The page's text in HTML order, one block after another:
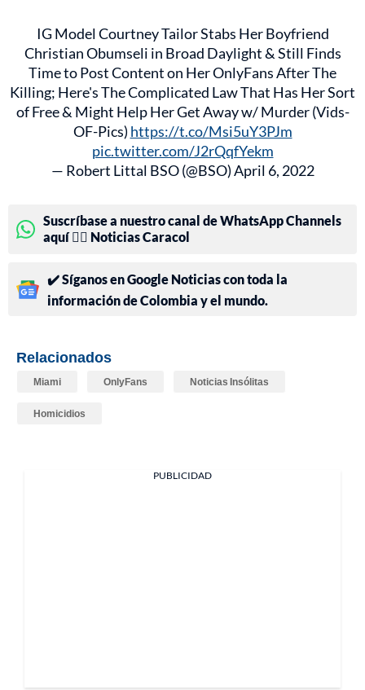
IG Model Courtney Tailor Stabs Her Boyfriend
Christian Obumseli in Broad Daylight & Still Finds
Time to Post Content on Her OnlyFans After The
Killing; Here's The Complicated Law That Has Her Sort
of Free & Might Help Her Get Away w/ Murder (Vids-
OF-Pics) https://t.co/Msi5uY3PJm
pic.twitter.com/J2rQqfYekm
— Robert Littal BSO (@BSO)April 6, 2022
Suscríbase a nuestro canal de WhatsApp Channels
aquí 👉🏻 Noticias Caracol
✔️ Síganos en Google Noticias con toda la
información de Colombia y el mundo.
Relacionados
Miami OnlyFans Noticias Insólitas
Homicidios
PUBLICIDAD